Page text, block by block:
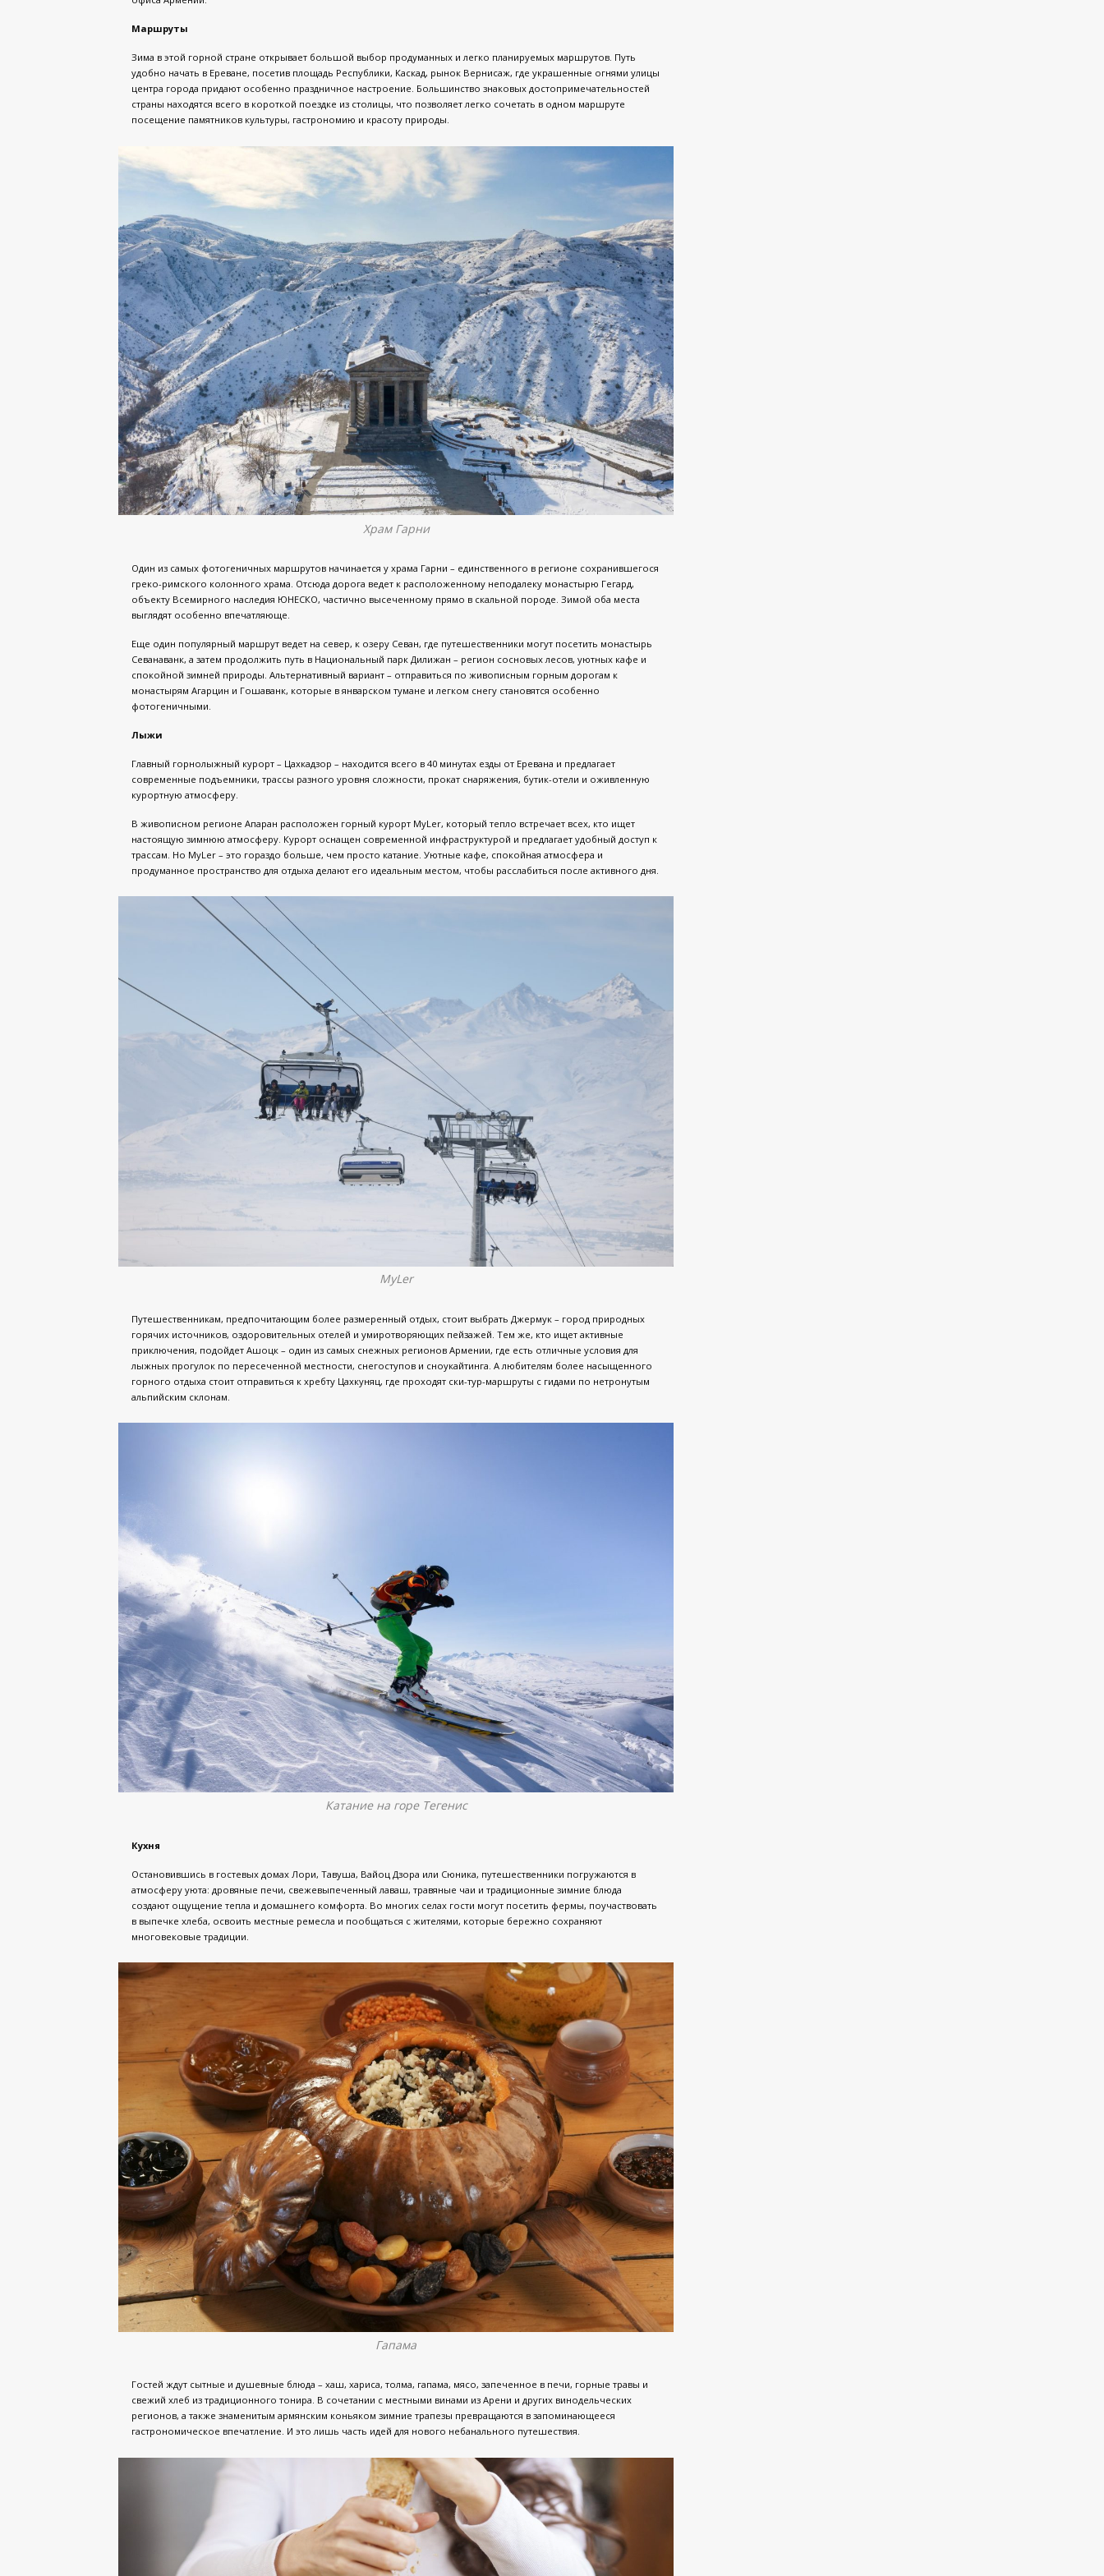
Маршруты
Зима в этой горной стране открывает большой выбор продуманных и легко планируемых маршрутов. Путь
удобно начать в Ереване, посетив площадь Республики, Каскад, рынок Вернисаж, где украшенные огнями улицы
центра города придают особенно праздничное настроение. Большинство знаковых достопримечательностей
страны находятся всего в короткой поездке из столицы, что позволяет легко сочетать в одном маршруте
посещение памятников культуры, гастрономию и красоту природы.
Храм Гарни
Один из самых фотогеничных маршрутов начинается у храма Гарни – единственного в регионе сохранившегося
греко-римского колонного храма. Отсюда дорога ведет к расположенному неподалеку монастырю Гегард,
объекту Всемирного наследия ЮНЕСКО, частично высеченному прямо в скальной породе. Зимой оба места
выглядят особенно впечатляюще.
Еще один популярный маршрут ведет на север, к озеру Севан, где путешественники могут посетить монастырь
Севанаванк, а затем продолжить путь в Национальный парк Дилижан – регион сосновых лесов, уютных кафе и
спокойной зимней природы. Альтернативный вариант – отправиться по живописным горным дорогам к
монастырям Агарцин и Гошаванк, которые в январском тумане и легком снегу становятся особенно
фотогеничными.
Лыжи
Главный горнолыжный курорт – Цахкадзор – находится всего в 40 минутах езды от Еревана и предлагает
современные подъемники, трассы разного уровня сложности, прокат снаряжения, бутик-отели и оживленную
курортную атмосферу.
В живописном регионе Апаран расположен горный курорт MyLer, который тепло встречает всех, кто ищет
настоящую зимнюю атмосферу. Курорт оснащен современной инфраструктурой и предлагает удобный доступ к
трассам. Но MyLer – это гораздо больше, чем просто катание. Уютные кафе, спокойная атмосфера и
продуманное пространство для отдыха делают его идеальным местом, чтобы расслабиться после активного дня.
MyLer
Путешественникам, предпочитающим более размеренный отдых, стоит выбрать Джермук – город природных
горячих источников, оздоровительных отелей и умиротворяющих пейзажей. Тем же, кто ищет активные
приключения, подойдет Ашоцк – один из самых снежных регионов Армении, где есть отличные условия для
лыжных прогулок по пересеченной местности, снегоступов и сноукайтинга. А любителям более насыщенного
горного отдыха стоит отправиться к хребту Цахкуняц, где проходят ски-тур-маршруты с гидами по нетронутым
альпийским склонам.
Катание на горе Тегенис
Кухня
Остановившись в гостевых домах Лори, Тавуша, Вайоц Дзора или Сюника, путешественники погружаются в
атмосферу уюта: дровяные печи, свежевыпеченный лаваш, травяные чаи и традиционные зимние блюда
создают ощущение тепла и домашнего комфорта. Во многих селах гости могут посетить фермы, поучаствовать
в выпечке хлеба, освоить местные ремесла и пообщаться с жителями, которые бережно сохраняют
многовековые традиции.
Гапама
Гостей ждут сытные и душевные блюда – хаш, хариса, толма, гапама, мясо, запеченное в печи, горные травы и
свежий хлеб из традиционного тонира. В сочетании с местными винами из Арени и других винодельческих
регионов, а также знаменитым армянским коньяком зимние трапезы превращаются в запоминающееся
гастрономическое впечатление. И это лишь часть идей для нового небанального путешествия.